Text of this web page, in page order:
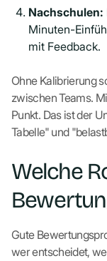
Nachschulen:
Minuten-
mit Feedback.
Ohne Kalibrierung
zwischen Teams.
Punkt. Das ist der
Tabelle" und
Welche
Gute
wer entscheidet,